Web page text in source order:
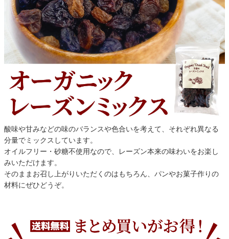
酸味や甘みなどの味のバランスや色合いを考えて、それぞれ異なる
分量でミックスしています。
オイルフリー・砂糖不使用なので、レーズン本来の味わいをお楽し
みいただけます。
そのままお召し上がりいただくのはもちろん、パンやお菓子作りの
材料にぜひどうぞ。